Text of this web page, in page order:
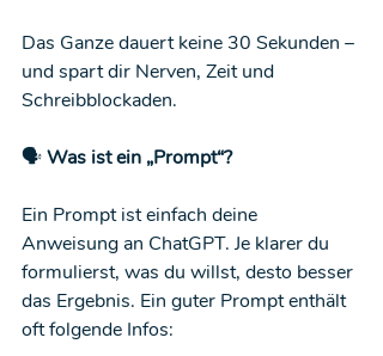
Das Ganze dauert keine 30 Sekunden –
und spart dir Nerven, Zeit und
Schreibblockaden.
🗣️ Was ist ein „Prompt“?
Ein Prompt ist einfach deine
Anweisung an ChatGPT. Je klarer du
formulierst, was du willst, desto besser
das Ergebnis. Ein guter Prompt enthält
oft folgende Infos: